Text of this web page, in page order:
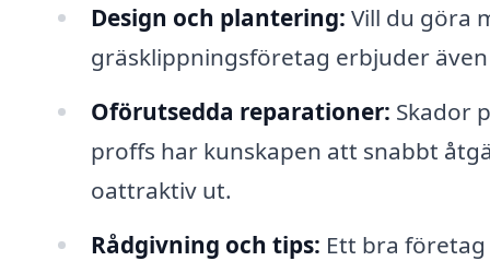
Design och plantering: Vill du göra
gräsklippningsföretag erbjuder
Oförutsedda reparationer: Skador
proffs har kunskapen att snabbt
oattraktiv ut.
Rådgivning och tips: Ett bra